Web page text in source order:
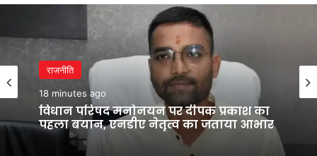
राजनीति
18 minutes ago
विधान परिषद मनोनयन पर दीपक प्रकाश का
पहला बयान, एनडीए नेतृत्व का जताया आभार